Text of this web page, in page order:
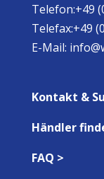
Telefon:+49
Telefax:+49
E-Mail:
Kontakt &
Händler
FAQ >